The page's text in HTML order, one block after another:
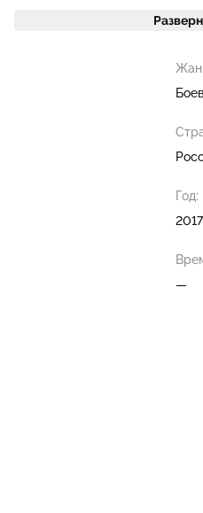
Год:
2017
—